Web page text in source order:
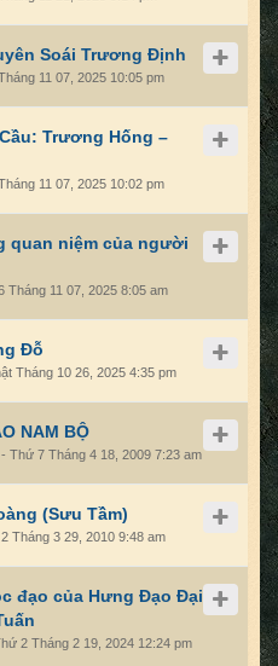
Soái Trương Định
11 07, 2025 10:05 pm
Trương Hống –
11 07, 2025 10:02 pm
quan niệm của người
Tháng 11 07, 2025 8:05 am
Đỗ
Tháng 10 26, 2025 4:35 pm
NAM BỘ
- Thứ 7 Tháng 4 18, 2009 7:23 am
(Sưu Tầm)
Tháng 3 29, 2010 9:48 am
đạo của Hưng Đạo Đại
2 Tháng 2 19, 2024 12:24 pm